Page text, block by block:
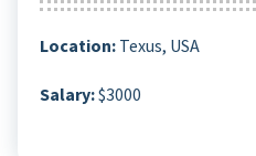
Location: Texus, USA
Salary:$3000